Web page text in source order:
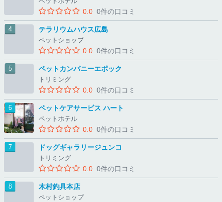
0.0 0件の口コミ
テラリウムハウス広島
ペットショップ
0.0 0件の口コミ
ペットカンパニーエポック
トリミング
0.0 0件の口コミ
ペットケアサービス ハート
ペットホテル
0.0 0件の口コミ
ドッグギャラリージュンコ
トリミング
0.0 0件の口コミ
木村釣具本店
ペットショップ